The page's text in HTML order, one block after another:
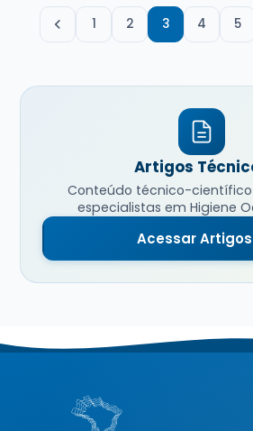
1 2 3 4 5
Artigos
Conteúdo técnico-
especialistas em Higiene
Acessar Artigos